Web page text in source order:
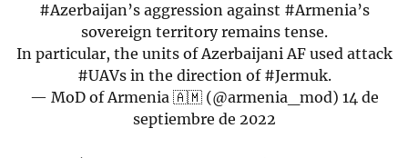
#Azerbaijan’s aggression against #Armenia’s
sovereign territory remains tense.
In particular, the units of Azerbaijani AF used attack
#UAVsin the direction of #Jermuk.
— MoD of Armenia 🇦🇲 (@armenia_mod) 14 de
septiembre de 2022